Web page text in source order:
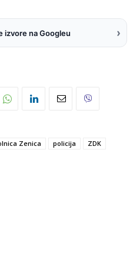
izvore na Googleu ›
Zenica policija
ZDK